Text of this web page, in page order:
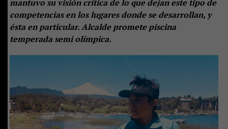
mantuvo su visión crítica de lo que dejan este tipo de
competencias en los lugares donde se desarrollan, y
ésta en particular. Alcalde promete piscina
temperada semi olímpica.